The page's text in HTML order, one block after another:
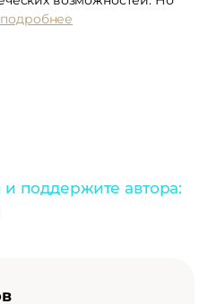
подробнее
поддержите автора: